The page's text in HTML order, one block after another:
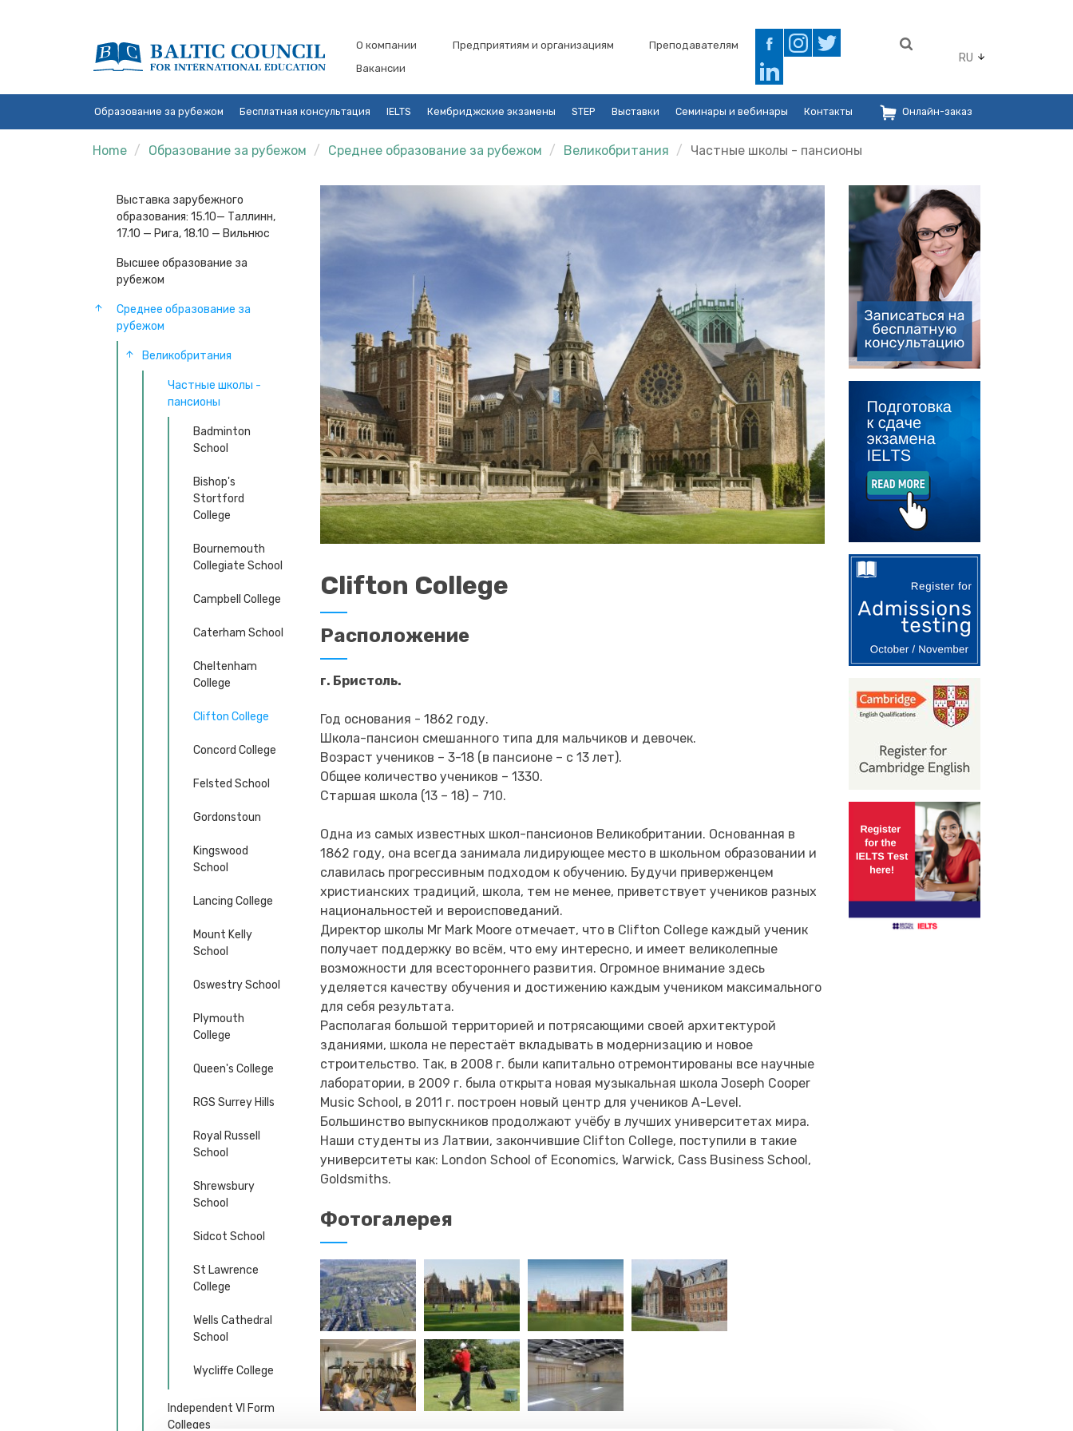
О компании Предприятиям и организациям
Преподавателям
Вакансии
RU
Образование за рубежом Бесплатная консультация IELTS Кембриджские экзамены STEP Выставки Семинары и вебинары Контакты Онлайн-заказ
Home Образование за рубежом Среднее образование за рубежом Великобритания Частные школы - пансионы
Выставка зарубежного
образования: 15.10— Таллинн,
17.10 — Рига, 18.10 — Вильнюс
Высшее образование за
рубежом
Среднее образование за
рубежом
Великобритания
Частные школы -
пансионы
Badminton
School
Bishop's
Stortford
College
Bournemouth
Collegiate School
Campbell College
Caterham School
Cheltenham
College
Clifton College
Concord College
Felsted School
Gordonstoun
Kingswood
School
Lancing College
Mount Kelly
School
Oswestry School
Plymouth
College
Queen's College
RGS Surrey Hills
Royal Russell
School
Shrewsbury
School
Sidcot School
St Lawrence
College
Wells Cathedral
School
Wycliffe College
Independent VI Form
Colleges
Clifton College
Расположение
г. Бристоль.
Год основания - 1862 году.
Школа-пансион смешанного типа для мальчиков и девочек.
Возраст учеников – 3-18 (в пансионе – с 13 лет).
Общее количество учеников – 1330.
Старшая школа (13 – 18) – 710.
Одна из самых известных школ-пансионов Великобритании. Основанная в
1862 году, она всегда занимала лидирующее место в школьном образовании и
славилась прогрессивным подходом к обучению. Будучи приверженцем
христианских традиций, школа, тем не менее, приветствует учеников разных
национальностей и вероисповеданий.
Директор школы Mr Mark Moore отмечает, что в Clifton College каждый ученик
получает поддержку во всём, что ему интересно, и имеет великолепные
возможности для всестороннего развития. Огромное внимание здесь
уделяется качеству обучения и достижению каждым учеником максимального
для себя результата.
Располагая большой территорией и потрясающими своей архитектурой
зданиями, школа не перестаёт вкладывать в модернизацию и новое
строительство. Так, в 2008 г. были капитально отремонтированы все научные
лаборатории, в 2009 г. была открыта новая музыкальная школа Joseph Cooper
Music School, в 2011 г. построен новый центр для учеников A-Level.
Большинство выпускников продолжают учёбу в лучших университетах мира.
Наши студенты из Латвии, закончившие Clifton College, поступили в такие
университеты как: London School of Economics, Warwick, Cass Business School,
Goldsmiths.
Фотогалерея